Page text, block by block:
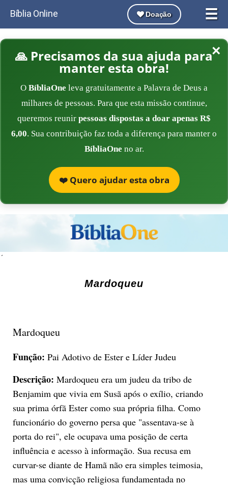
☰
Bíblia Online Doação
×
🙏 Precisamos da sua ajuda para
manter esta obra!
O BíbliaOne leva gratuitamente a Palavra de Deus a
milhares de pessoas. Para que esta missão continue,
queremos reunir pessoas dispostas a doar apenas R$
6,00. Sua contribuição faz toda a diferença para manter o
BíbliaOne no ar.
❤️ Quero ajudar esta obra
´
Mardoqueu
Mardoqueu
Função: Pai Adotivo de Ester e Líder Judeu
Descrição: Mardoqueu era um judeu da tribo de
Benjamim que vivia em Susã após o exílio, criando
sua prima órfã Ester como sua própria filha. Como
funcionário do governo persa que "assentava-se à
porta do rei", ele ocupava uma posição de certa
influência e acesso à informação. Sua recusa em
curvar-se diante de Hamã não era simples teimosia,
mas uma convicção religiosa fundamentada no